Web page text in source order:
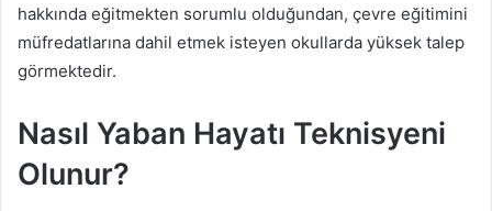
hakkında eğitmekten sorumlu olduğundan, çevre eğitimini
müfredatlarına dahil etmek isteyen okullarda yüksek talep
görmektedir.
Nasıl Yaban Hayatı Teknisyeni
Olunur?